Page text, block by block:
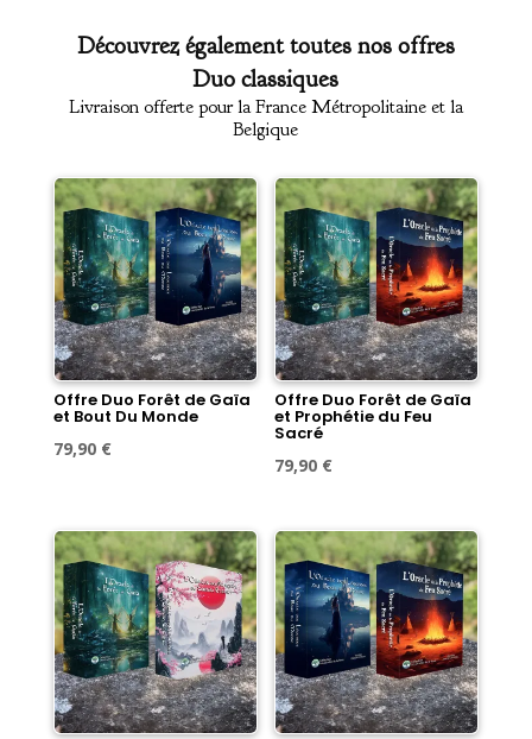
Découvrez également toutes nos offres
Duo classiques
Livraison offerte pour la France Métropolitaine et la
Belgique
Offre Duo Forêt de Gaïa
et Bout Du Monde
Le
était :
89,60 €.
79,90 €Le
est :
79,90 €.
Offre Duo Forêt de Gaïa
et Prophétie du Feu
Sacré
Le
était :
89,60 €.
79,90 €Le
est :
79,90 €.